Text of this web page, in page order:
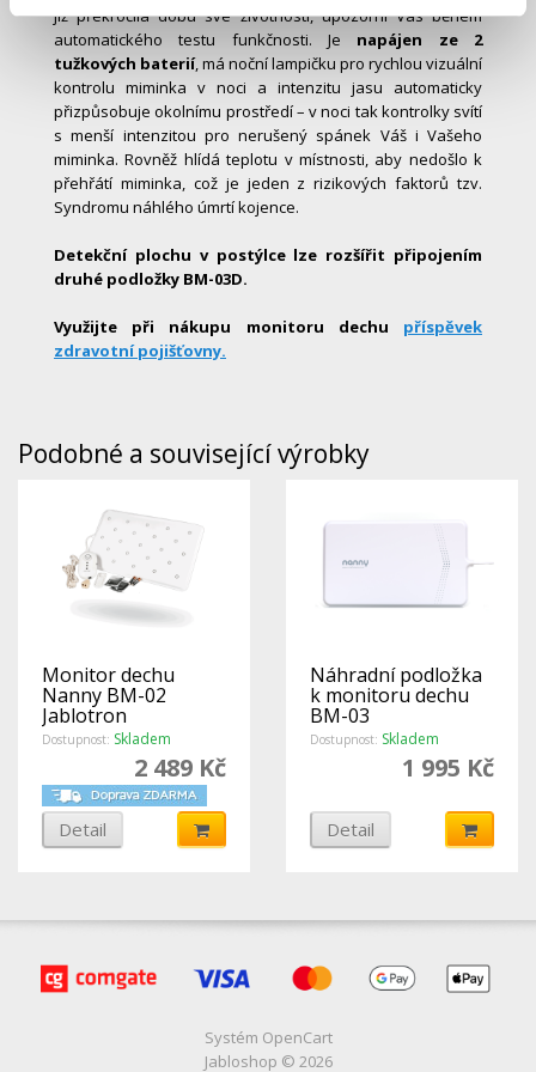
již překročila dobu své životnosti, upozorní Vás během
automatického testu funkčnosti. Je napájen ze 2
tužkových baterií, má noční lampičku pro rychlou vizuální
kontrolu miminka v noci a intenzitu jasu automaticky
přizpůsobuje okolnímu prostředí – v noci tak kontrolky svítí
s menší intenzitou pro nerušený spánek Váš i Vašeho
miminka. Rovněž hlídá teplotu v místnosti, aby nedošlo k
přehřátí miminka, což je jeden z rizikových faktorů tzv.
Syndromu náhlého úmrtí kojence.
Detekční plochu v postýlce lze rozšířit připojením
druhé podložky BM-03D.
Využijte při nákupu monitoru dechu příspěvek
zdravotní pojišťovny.
Podobné a související výrobky
Monitor dechu
Nanny BM-02
Jablotron
Dostupnost: Skladem
2 489 Kč
Detail
Náhradní podložka
k monitoru dechu
BM-03
Dostupnost: Skladem
1 995 Kč
Detail
Systém OpenCart
Jabloshop © 2026